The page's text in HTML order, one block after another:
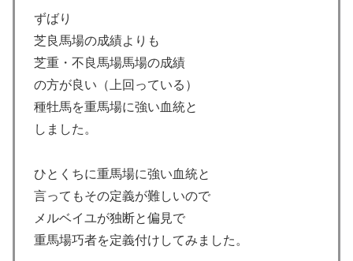
ずばり
芝良馬場の成績よりも
芝重・不良馬場馬場の成績
の方が良い（上回っている）
種牡馬を重馬場に強い血統と
しました。
ひとくちに重馬場に強い血統と
言ってもその定義が難しいので
メルベイユが独断と偏見で
重馬場巧者を定義付けしてみました。